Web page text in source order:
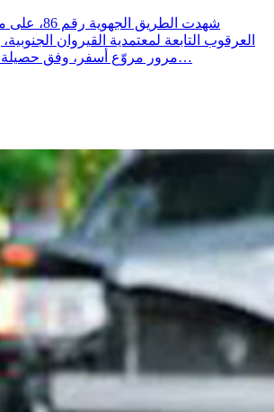
شهدت الطريق
العرقوب التابعة لمعتمدية القيروان
مرور مروّع أسفر، وفق حصيلة أولية، عن وفاة أربعة…